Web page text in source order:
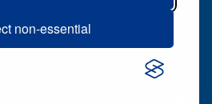
non-essential
RESERVADOS ®CARIBBEAN